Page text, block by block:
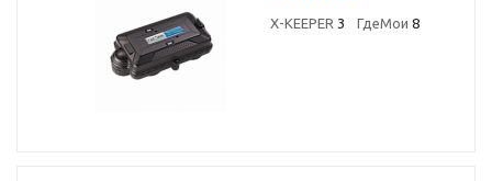
X-KEEPER 3 ГдеМои 8